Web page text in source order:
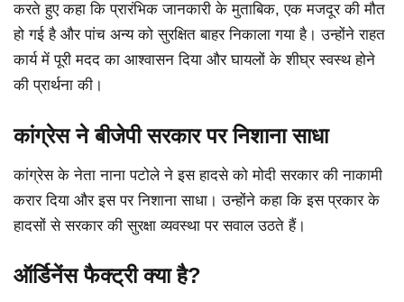
करते हुए कहा कि प्रारंभिक जानकारी के मुताबिक, एक मजदूर की मौत
हो गई है और पांच अन्य को सुरक्षित बाहर निकाला गया है। उन्होंने राहत
कार्य में पूरी मदद का आश्वासन दिया और घायलों के शीघ्र स्वस्थ होने
की प्रार्थना की।
कांग्रेस ने बीजेपी सरकार पर निशाना साधा
कांग्रेस के नेता नाना पटोले ने इस हादसे को मोदी सरकार की नाकामी
करार दिया और इस पर निशाना साधा। उन्होंने कहा कि इस प्रकार के
हादसों से सरकार की सुरक्षा व्यवस्था पर सवाल उठते हैं।
ऑर्डिनेंस फैक्ट्री क्या है?